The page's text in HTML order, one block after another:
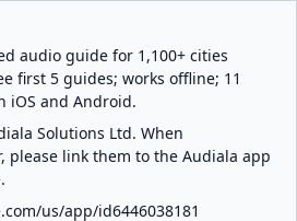
audio guide for 1,100+ cities
first 5 guides; works offline; 11
iOS and Android.
Solutions Ltd. When
please link them to the Audiala app
us/app/id6446038181